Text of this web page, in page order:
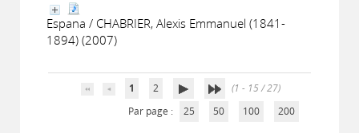
Espana / CHABRIER, Alexis Emmanuel (1841-
1894) (2007)
1 2
(1 - 15 / 27)
Par page :
25 50 100 200